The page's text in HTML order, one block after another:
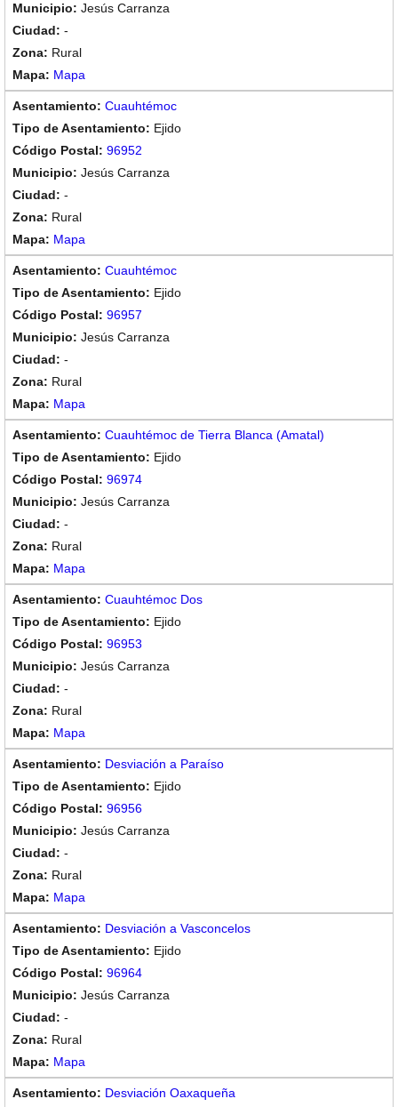
Jesús Carranza
-
Rural
Mapa
Cuauhtémoc
Ejido
96952
Jesús Carranza
-
Rural
Mapa
Cuauhtémoc
Ejido
96957
Jesús Carranza
-
Rural
Mapa
Cuauhtémoc de Tierra Blanca (Amatal)
Ejido
96974
Jesús Carranza
-
Rural
Mapa
Cuauhtémoc Dos
Ejido
96953
Jesús Carranza
-
Rural
Mapa
Desviación a Paraíso
Ejido
96956
Jesús Carranza
-
Rural
Mapa
Desviación a Vasconcelos
Ejido
96964
Jesús Carranza
-
Rural
Mapa
Desviación Oaxaqueña